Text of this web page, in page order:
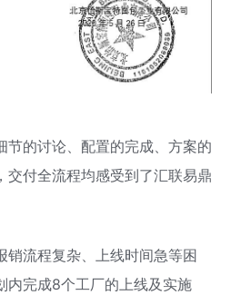
节的讨论、配置的完成、方案的
交付全流程均感受到了汇联易鼎
销流程复杂、上线时间急等困
内完成8个工厂的上线及实施